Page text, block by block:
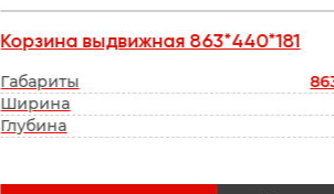
Корзина выдвижная 863*440*181
Габариты
Ширина
Глубина